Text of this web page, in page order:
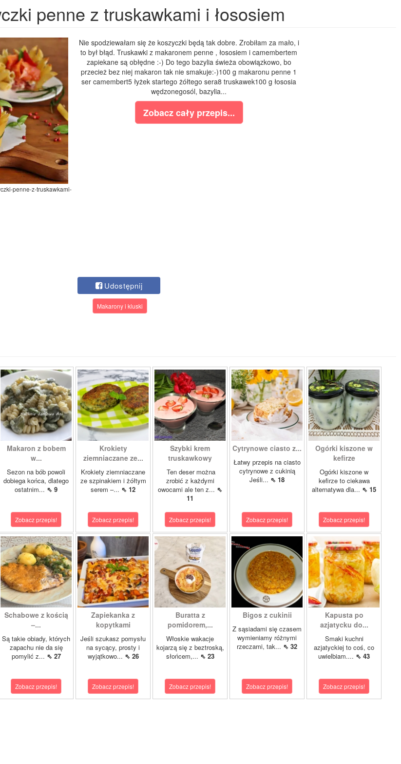
penne z truskawkami i łososiem
penne-z-truskawkami-
Nie spodziewałam się że koszyczki będą tak dobre. Zrobiłam za mało, i
to był błąd. Truskawki z makaronem penne , łososiem i camembertem
zapiekane są obłędne :-) Do tego bazylia świeża obowiązkowo, bo
przecież bez niej makaron tak nie smakuje:-)100 g makaronu penne 1
ser camembert5 łyżek startego żółtego sera8 truskawek100 g łososia
wędzonegosól, bazylia...
Zobacz cały przepis...
Udostępnij
Makarony i kluski
Makaron z bobem
w...
Sezon na bób powoli
dobiega końca, dlatego
ostatnim... ⇖ 9
Zobacz przepis!
Krokiety
ziemniaczane ze...
Krokiety ziemniaczane
ze szpinakiem i żółtym
serem –... ⇖ 12
Zobacz przepis!
Szybki krem
truskawkowy
Ten deser można
zrobić z każdymi
owocami ale ten z... ⇖
11
Zobacz przepis!
Cytrynowe ciasto z...
Łatwy przepis na ciasto
cytrynowe z cukinią
Jeśli... ⇖ 18
Zobacz przepis!
Ogórki kiszone w
kefirze
Ogórki kiszone w
kefirze to ciekawa
alternatywa dla... ⇖ 15
Zobacz przepis!
Schabowe z kością
–...
Są takie obiady, których
zapachu nie da się
pomylić z... ⇖ 27
Zobacz przepis!
Zapiekanka z
kopytkami
Jeśli szukasz pomysłu
na sycący, prosty i
wyjątkowo... ⇖ 26
Zobacz przepis!
Buratta z
pomidorem,...
Włoskie wakacje
kojarzą się z beztroską,
słońcem,... ⇖ 23
Zobacz przepis!
Bigos z cukinii
Z sąsiadami się czasem
wymieniamy różnymi
rzeczami, tak... ⇖ 32
Zobacz przepis!
Kapusta po
azjatycku do...
Smaki kuchni
azjatyckiej to coś, co
uwielbiam.... ⇖ 43
Zobacz przepis!